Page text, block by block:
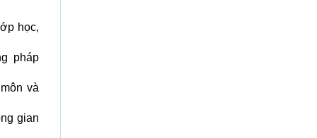
học,
pháp
và
gian